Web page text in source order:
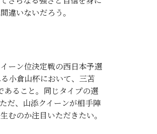
違いないだろう。
ーン位決定戦の西日本予選
小倉山杯において、三苫
あること。同じタイプの選
だ、山添クイーンが相手陣
のか注目いただきたい。